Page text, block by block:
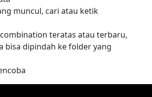
muncul, cari atau ketik
teratas atau terbaru,
bisa dipindah ke folder yang